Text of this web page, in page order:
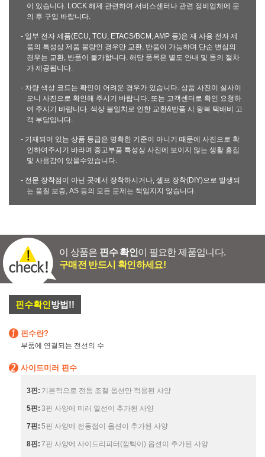
이 있습니다. LOCK 해제 관련하여 서비스센터나 관련 정비업체에 문
의 후 구입 바랍니다.
- 일부 전자 제품(ECU, TCU, ETACS/BCM, AMP 등)은 재 사용 전자 제
품의 특성상 제품 불량인 경우만 교환, 반품이 가능하며 단순 변심의
경우는 교환, 반품이 불가합니다. 해당 품목은 별도 안내 및 동의 절차
가 제공됩니다.
- 차량 색상 코드는 확인이 어려운 경우가 있습니다. 상품 사진이 실사이
오니 사진으로 확인해 주시기 바랍니다. 또는 고객센터로 확인 요청하
여 주시기 바랍니다. 색상 불일치로 인한 교환&반품 시 왕복 택배비 고
객 부담입니다.
- 기재되어 있는 상품 등급은 명확한 기준이 아니기 때문에 사진으로 확
인하여주시기 바라며 중고부품 특성상 사진에 보이지 않는 생활 흠집
및 사용감이 있을수있습니다.
- 전문 장착점이 아닌 곳에서 장착하시거나, 셀프 장착(DIY)으로 발생되
는 품질 보증, AS 등의 모든 문제는 책임지지 않습니다.
이 상품은 핀수 확인이 필요한 제품입니다.
구매전 반드시 확인하세요!
핀수확인방법!!
핀수란?
부품에 연결되는 전선의 수
사이드미러 핀수
3핀: 기본적으로 전동 조절 옵션만 적용된 사양
5핀: 3핀 사양에 미러 열선이 추가된 사양
7핀: 5핀 사양에 전동접이 옵션이 추가된 사양
8핀: 7핀 사양에 사이드리피터(깜빡이) 옵션이 추가된 사양